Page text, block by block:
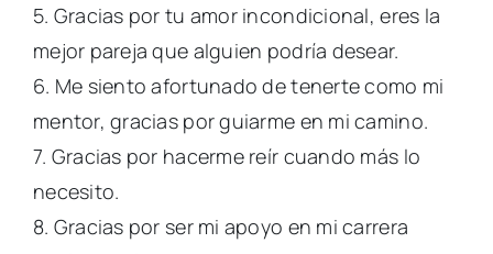
5. Gracias por tu amor incondicional, eres la
mejor pareja que alguien podría desear.
6. Me siento afortunado de tenerte como mi
mentor, gracias por guiarme en mi camino.
7. Gracias por hacerme reír cuando más lo
necesito.
8. Gracias por ser mi apoyo en mi carrera